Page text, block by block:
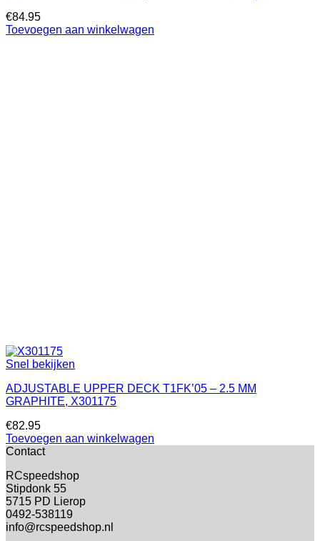
€84.95
Toevoegen aan winkelwagen
Snel bekijken
ADJUSTABLE UPPER DECK T1FK’05 – 2.5 MM
GRAPHITE, X301175
€82.95
Toevoegen aan winkelwagen
Contact
RCspeedshop
Stipdonk 55
5715 PD Lierop
0492-538119
info@rcspeedshop.nl